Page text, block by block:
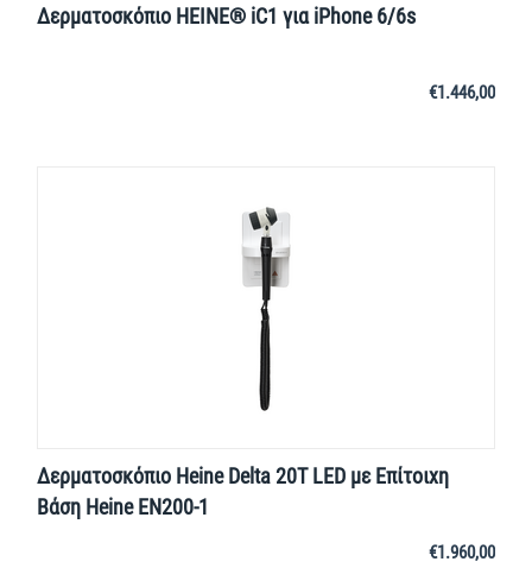
Δερματοσκόπιο HEINE® iC1 για iPhone 6/6s
€1.446,00
Δερματοσκόπιο Heine Delta 20Τ LED με Επίτοιχη
Βάση Heine EN200-1
€1.960,00